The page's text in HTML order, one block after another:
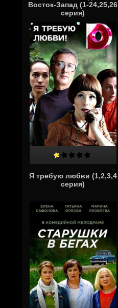
Восток-Запад (1-24,25,26
серия)
Я требую любви (1,2,3,4
серия)